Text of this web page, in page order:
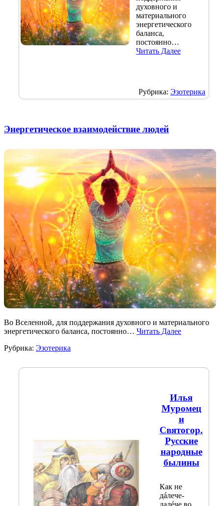
духовного и
материального
энергетического
баланса,
постоянно…
Читать Далее
Рубрика: Эзотерика
Энергетическое взаимодействие людей
Во Вселенной, для поддержания духовного и материального
энергетического баланса, постоянно… Читать Далее
Рубрика: Эзотерика
Илья
Муромец
и
Святогор.
Русские
народные
былины
Как не
дáлече-
далéче во